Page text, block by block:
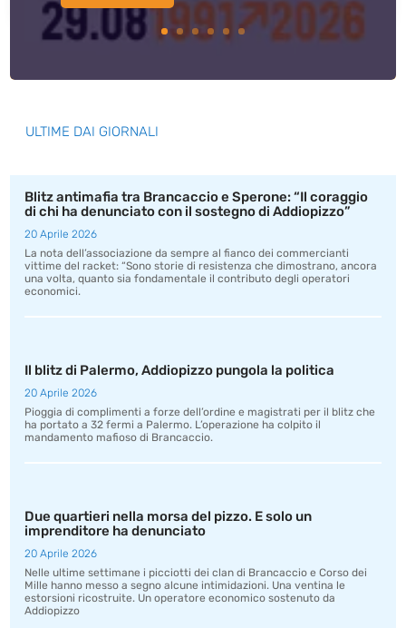
ULTIME DAI GIORNALI
Blitz antimafia tra Brancaccio e Sperone: “Il coraggio
di chi ha denunciato con il sostegno di Addiopizzo”
20 Aprile 2026
La nota dell’associazione da sempre al fianco dei commercianti
vittime del racket: “Sono storie di resistenza che dimostrano, ancora
una volta, quanto sia fondamentale il contributo degli operatori
economici.
Il blitz di Palermo, Addiopizzo pungola la politica
20 Aprile 2026
Pioggia di complimenti a forze dell’ordine e magistrati per il blitz che
ha portato a 32 fermi a Palermo. L’operazione ha colpito il
mandamento mafioso di Brancaccio.
Due quartieri nella morsa del pizzo. E solo un
imprenditore ha denunciato
20 Aprile 2026
Nelle ultime settimane i picciotti dei clan di Brancaccio e Corso dei
Mille hanno messo a segno alcune intimidazioni. Una ventina le
estorsioni ricostruite. Un operatore economico sostenuto da
Addiopizzo